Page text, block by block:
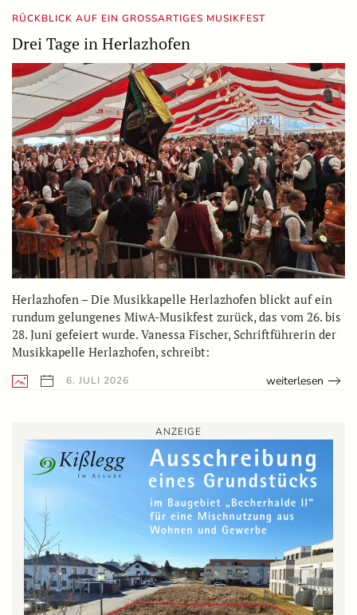
RÜCKBLICK AUF EIN GROSSARTIGES MUSIKFEST
Drei Tage in Herlazhofen
Herlazhofen – Die Musikkapelle Herlazhofen blickt auf ein
rundum gelungenes MiwA-Musikfest zurück, das vom 26. bis
28. Juni gefeiert wurde. Vanessa Fischer, Schriftführerin der
Musikkapelle Herlazhofen, schreibt:
6. JULI 2026 weiterlesen
ANZEIGE